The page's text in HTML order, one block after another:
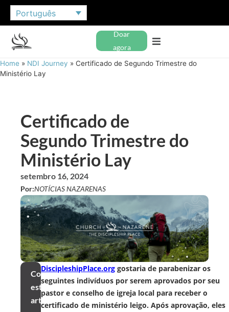
Português
Doar
agora
Home » NDI Journey » Certificado de Segundo Trimestre do
Ministério Lay
Certificado de
Segundo Trimestre do
Ministério Lay
setembro 16, 2024
Por:NOTÍCIAS NAZARENAS
Compartilhar
este
artigo
DiscipleshipPlace.org gostaria de parabenizar os
seguintes indivíduos por serem aprovados por seu
pastor e conselho de igreja local para receber o
certificado de ministério leigo. Após aprovação, eles